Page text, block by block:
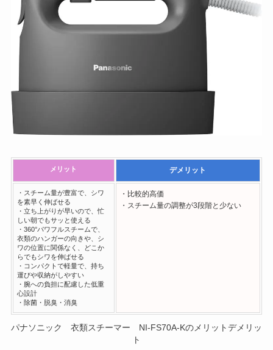
メリット デメリット
・スチーム量が豊富で、シワ
を素早く伸ばせる
・立ち上がりが早いので、忙
しい朝でもサッと使える
・360°パワフルスチームで、
衣類のハンガーの向きや、シ
ワの位置に関係なく、どこか
らでもシワを伸ばせる
・コンパクトで軽量で、持ち
運びや収納がしやすい
・腕への負担に配慮した低重
心設計
・除菌・脱臭・消臭
・比較的高価
・スチーム量の調整が3段階と少ない
パナソニック 衣類スチーマー NI-FS70A-Kのメリットデメリッ
ト